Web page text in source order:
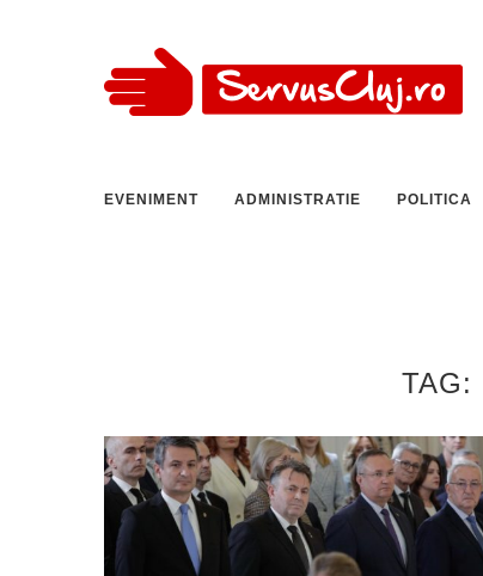
EVENIMENT ADMINISTRATIE POLITICA
TAG: